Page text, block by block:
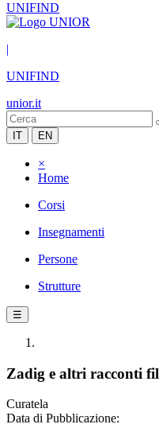
UNIFIND
|
UNIFIND
unior.it
IT EN
×
Home
Corsi
Insegnamenti
Persone
Strutture
☰
Zadig e altri racconti
Curatela
Data di Pubblicazione: